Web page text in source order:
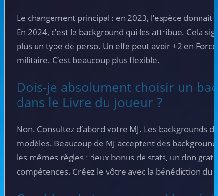
Le changement principal : en 2023, l’espèce
En 2024, c’est le background qui les attribue. Cela
plus un type de perso. Un elfe peut avoir +2 en
militaire. C’est beaucoup plus flexible.
Dois-je absolument choisir un
dans le Livre du joueur ?
Non. Consultez d’abord votre MJ. Les backgrounds
modèles. Beaucoup de MJ acceptent des
les mêmes règles : deux bonus de stats, un don
compétences. Créez le vôtre avec la bénédiction du